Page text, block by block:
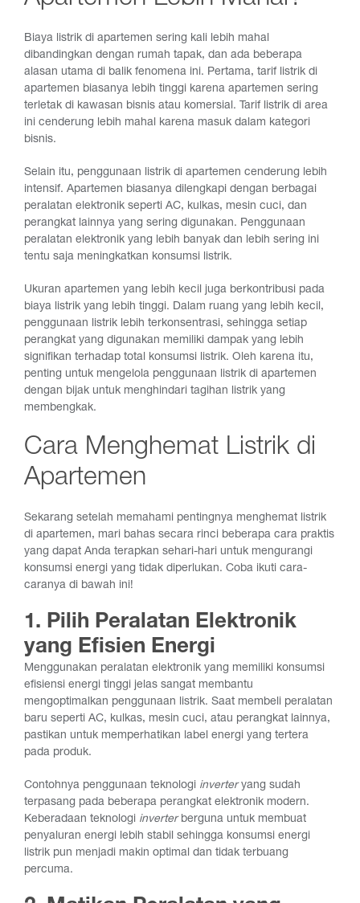
Biaya listrik di apartemen sering kali lebih mahal
dibandingkan dengan rumah tapak, dan ada beberapa
alasan utama di balik fenomena ini. Pertama, tarif listrik di
apartemen biasanya lebih tinggi karena apartemen sering
terletak di kawasan bisnis atau komersial. Tarif listrik di area
ini cenderung lebih mahal karena masuk dalam kategori
bisnis.
Selain itu, penggunaan listrik di apartemen cenderung lebih
intensif. Apartemen biasanya dilengkapi dengan berbagai
peralatan elektronik seperti AC, kulkas, mesin cuci, dan
perangkat lainnya yang sering digunakan. Penggunaan
peralatan elektronik yang lebih banyak dan lebih sering ini
tentu saja meningkatkan konsumsi listrik.
Ukuran apartemen yang lebih kecil juga berkontribusi pada
biaya listrik yang lebih tinggi. Dalam ruang yang lebih kecil,
penggunaan listrik lebih terkonsentrasi, sehingga setiap
perangkat yang digunakan memiliki dampak yang lebih
signifikan terhadap total konsumsi listrik. Oleh karena itu,
penting untuk mengelola penggunaan listrik di apartemen
dengan bijak untuk menghindari tagihan listrik yang
membengkak.
Cara Menghemat Listrik di
Apartemen
Sekarang setelah memahami pentingnya menghemat listrik
di apartemen, mari bahas secara rinci beberapa cara praktis
yang dapat Anda terapkan sehari-hari untuk mengurangi
konsumsi energi yang tidak diperlukan. Coba ikuti cara-
caranya di bawah ini!
1. Pilih Peralatan Elektronik
yang Efisien Energi
Menggunakan peralatan elektronik yang memiliki konsumsi
efisiensi energi tinggi jelas sangat membantu
mengoptimalkan penggunaan listrik. Saat membeli peralatan
baru seperti AC, kulkas, mesin cuci, atau perangkat lainnya,
pastikan untuk memperhatikan label energi yang tertera
pada produk.
Contohnya penggunaan teknologi inverteryang sudah
terpasang pada beberapa perangkat elektronik modern.
Keberadaan teknologi inverterberguna untuk membuat
penyaluran energi lebih stabil sehingga konsumsi energi
listrik pun menjadi makin optimal dan tidak terbuang
percuma.